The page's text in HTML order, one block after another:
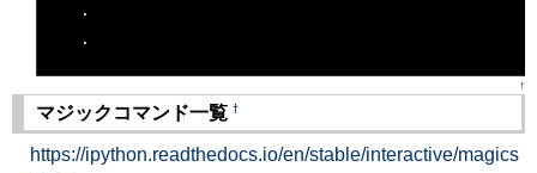
  .
  .
↑
マジックコマンド一覧 †
https://ipython.readthedocs.io/en/stable/interactive/magics